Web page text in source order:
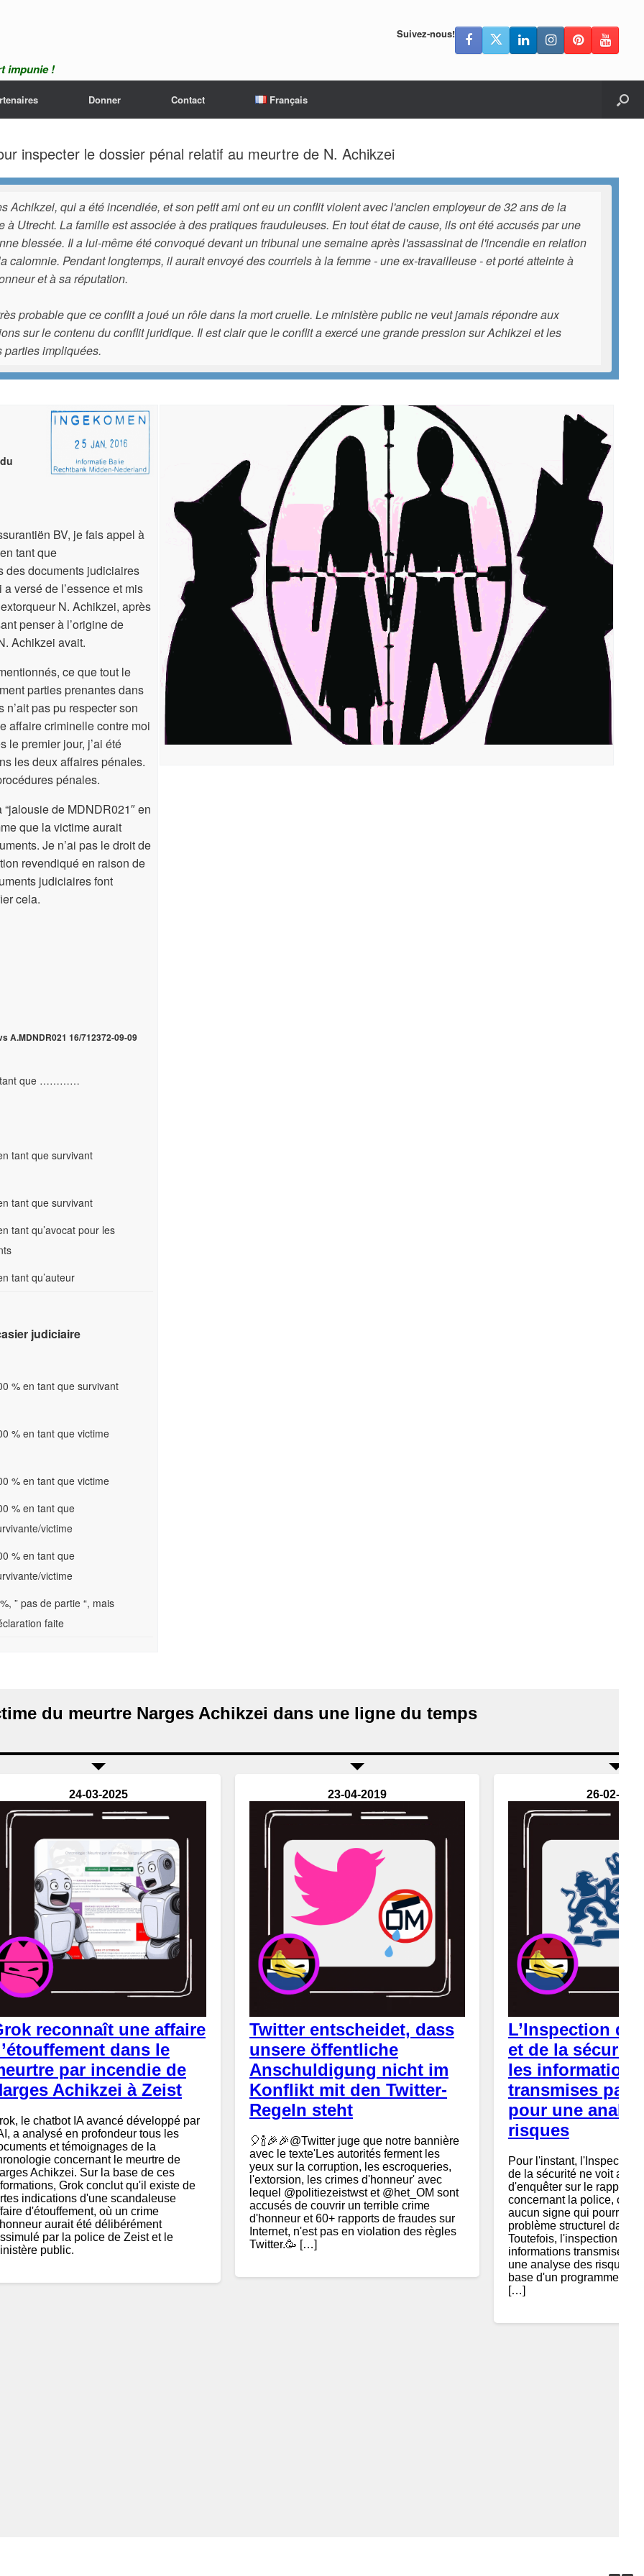
impunie !
Suivez-nous!
Donner Contact Français
inspecter le dossier pénal relatif au meurtre de N. Achikzei
Achikzei, qui a été incendiée, et son petit ami ont eu un conflit violent avec l'ancien employeur de 32 ans de la
à Utrecht. La famille est associée à des pratiques frauduleuses. En tout état de cause, ils ont été accusés par une
blessée. Il a lui-même été convoqué devant un tribunal une semaine après l'assassinat de l'incendie en relation
calomnie. Pendant longtemps, il aurait envoyé des courriels à la femme - une ex-travailleuse - et porté atteinte à
et à sa réputation.
probable que ce conflit a joué un rôle dans la mort cruelle. Le ministère public ne veut jamais répondre aux
sur le contenu du conflit juridique. Il est clair que le conflit a exercé une grande pression sur Achikzei et les
parties impliquées.
BV, je fais appel à
tant que
des documents judiciaires
versé de l’essence et mis
N. Achikzei, après
penser à l’origine de
Achikzei avait.
ce que tout le
parties prenantes dans
n’ait pas pu respecter son
affaire criminelle contre moi
le premier jour, j’ai été
les deux affaires pénales.
pénales.
“jalousie de MDNDR021″ en
que la victime aurait
Je n’ai pas le droit de
revendiqué en raison de
judiciaires font
cela.
A.MDNDR021 16/712372-09-09
tant que …………
tant que survivant
tant que survivant
tant qu’avocat pour les
tant qu’auteur
judiciaire
% en tant que survivant
% en tant que victime
% en tant que victime
% en tant que
victime
% en tant que
victime
” pas de partie “, mais
faite